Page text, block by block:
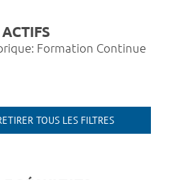
Formation Continue
TOUS LES FILTRES